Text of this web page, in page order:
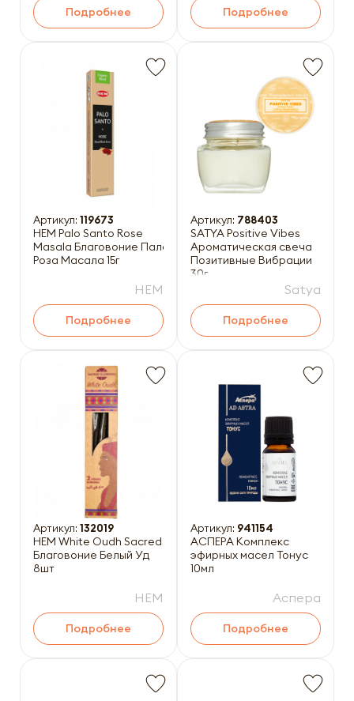
Подробнее Подробнее
Артикул: 119673
HEM Palo Santo Rose
Masala Благовоние Пало Санто-
Роза Масала 15г
HEM
Подробнее
Артикул: 788403
SATYA Positive Vibes
Ароматическая свеча
Позитивные Вибрации
30г
Satya
Подробнее
Артикул: 132019
HEM White Oudh Sacred
Благовоние Белый Уд
8шт
HEM
Подробнее
Артикул: 941154
АСПЕРА Комплекс
эфирных масел Тонус
10мл
Аспера
Подробнее